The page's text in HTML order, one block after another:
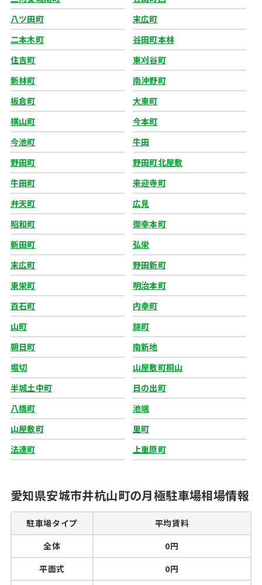
八ツ田町
末広町
二本木町
谷田町本林
住吉町
東刈谷町
新林町
南沖野町
板倉町
大東町
横山町
今本町
今池町
牛田
野田町
野田町北屋敷
牛田町
来迎寺町
弁天町
広見
昭和町
御幸本町
新田町
弘栄
末広町
野田新町
東栄町
明治本町
百石町
内幸町
山町
錦町
朝日町
南新地
堀切
山屋敷町桐山
半城土中町
日の出町
八橋町
池端
山屋敷町
里町
法連町
上重原町
愛知県安城市井杭山町の月極駐車場相場情報
駐車場タイプ
平均賃料
全体
0円
平面式
0円